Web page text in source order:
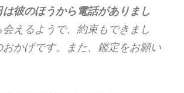
は彼のほうから電話がありまし
会えるようで、約束もできまし
おかげです。また、鑑定をお願い